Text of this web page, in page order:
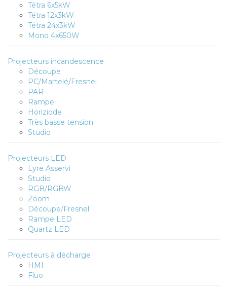
Tétra 6x5kW
Tétra 12x3kW
Tétra 24x3kW
Mono 4x650W
Projecteurs incandescence
Découpe
PC/Martelé/Fresnel
PAR
Rampe
Horiziode
Très basse tension
Studio
Projecteurs LED
Lyre Asservi
Studio
RGB/RGBW
Zoom
Découpe/Fresnel
Rampe LED
Quartz LED
Projecteurs à décharge
HMI
Fluo